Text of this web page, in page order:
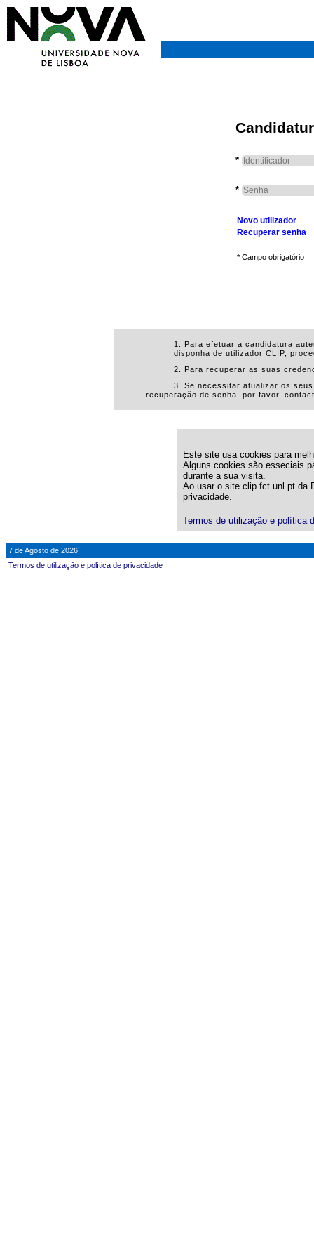
*
*
Novo utilizador
Recuperar senha
* Campo obrigatório
1. Para efetuar a candidatura
disponha de utilizador CLIP,
2. Para recuperar as suas
3. Se necessitar atualizar os
recuperação de senha, por favor,
Este site usa cookies para
Alguns cookies são esseciais
durante a sua visita.
Ao usar o site clip.fct.unl.pt da
privacidade.
Termos de utilização e política
7 de Agosto de 2026
Termos de utilização e política de privacidade